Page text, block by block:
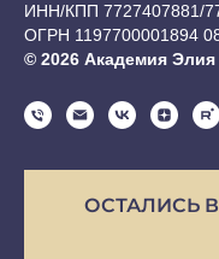
ИНН/КПП 7727407881/
ОГРН 1197700001894
© 2026 Академия Элия
ОСТАЛИСЬ